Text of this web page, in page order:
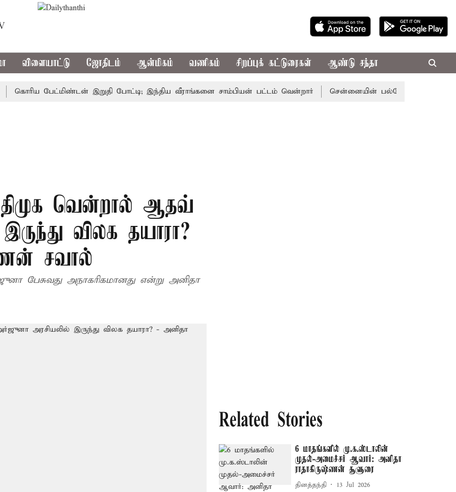
விளையாட்டு ஜோதிடம் ஆன்மிகம் வணிகம் சிறப்புக் கட்டுரைகள் ஆண்டு சந்தா
பேட்மிண்டன் இறுதி போட்டி; இந்திய வீராங்கனை சாம்பியன் பட்டம் வென்றார் சென்னையின் பல்வேறு பகுதிகளில்
வென்றால் ஆதவ்
விலக தயாரா?
சவால்
பேசுவது அநாகரிகமானது என்று அனிதா
Related Stories
6 மாதங்களில் மு.க.ஸ்டாலின்
முதல்-அமைச்சர் ஆவார்: அனிதா
ராதாகிருஷ்ணன் சூளுரை
தினத்தந்தி 13 Jul 2026